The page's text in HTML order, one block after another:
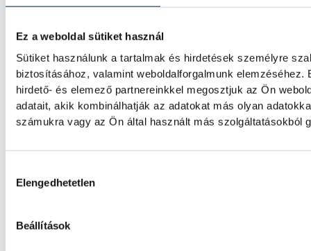
Ez a weboldal sütiket használ
Sütiket használunk a tartalmak és hirdetések személyre
biztosításához, valamint weboldalforgalmunk
hirdető- és elemező partnereinkkel megosztjuk az Ön
adatait, akik kombinálhatják az adatokat más olyan
számukra vagy az Ön által használt más szolgáltatásokból
Elengedhetetlen
Beállítások
Betlehem Dávid: szeretem,
Betlehem Dávid azt mondta, kiváló
kulcsának pedig azt tartja, hogy szereti,
bronzérmes nyíltvízi úszó a magyar
szerezte pénteken a párizsi vizes Európa-
Betlehem Dávid Európa-